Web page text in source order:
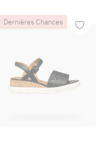
Dernières Chances